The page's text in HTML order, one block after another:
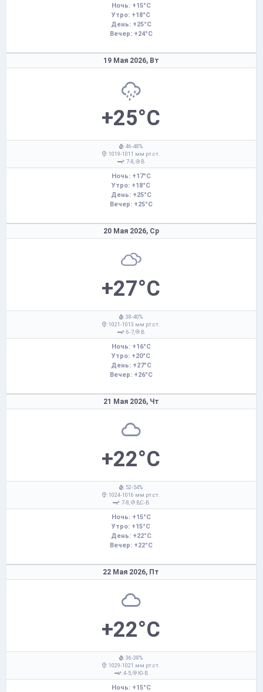
Ночь: +15°C
Утро: +18°C
День: +25°C
Вечер: +24°C
19 Мая 2026, Вт
+25°C
: 46-48%
: 1019-1011 мм рт.ст.
: 7-8,
В
Ночь: +17°C
Утро: +18°C
День: +25°C
Вечер: +25°C
20 Мая 2026, Ср
+27°C
: 38-40%
: 1021-1013 мм рт.ст.
: 6-7,
В
Ночь: +16°C
Утро: +20°C
День: +27°C
Вечер: +26°C
21 Мая 2026, Чт
+22°C
: 52-54%
: 1024-1016 мм рт.ст.
: 7-8,
В,С-В
Ночь: +15°C
Утро: +15°C
День: +22°C
Вечер: +22°C
22 Мая 2026, Пт
+22°C
: 36-38%
: 1029-1021 мм рт.ст.
: 4-5,
Ю-В
Ночь: +15°C